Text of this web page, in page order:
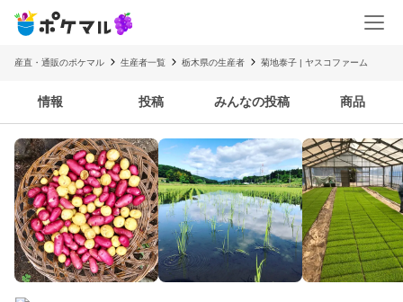
産直・通販のポケマル 生産者一覧 栃木県の生産者 菊地泰子 | ヤスコファーム
情報 投稿 みんなの投稿 商品